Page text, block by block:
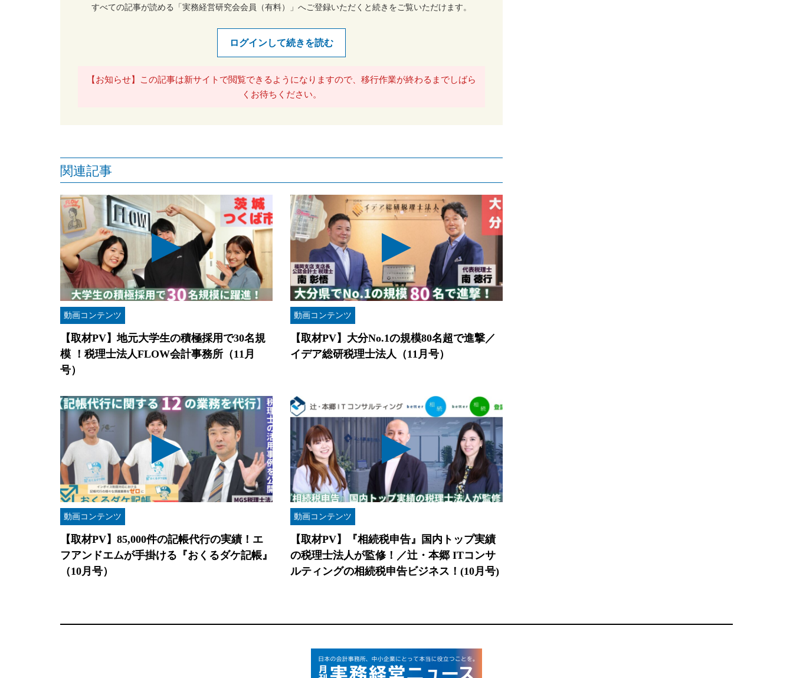
すべての記事が読める「実務経営研究会会員（有料）」へご登録いただくと続きをご覧いただけます。
ログインして続きを読む
【お知らせ】この記事は新サイトで閲覧できるようになりますので、移行作業が終わるまでしばら
くお待ちください。
関連記事
動画コンテンツ
【取材PV】地元大学生の積極採用で30名規
模 ！税理士法人FLOW会計事務所（11月
号）
動画コンテンツ
【取材PV】大分No.1の規模80名超で進撃／
イデア総研税理士法人（11月号）
動画コンテンツ
【取材PV】85,000件の記帳代行の実績！エ
フアンドエムが手掛ける『おくるダケ記帳』
（10月号）
動画コンテンツ
【取材PV】『相続税申告』国内トップ実績
の税理士法人が監修！／辻・本郷 ITコンサ
ルティングの相続税申告ビジネス！(10月号)